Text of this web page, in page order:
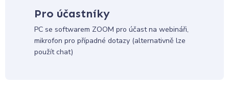
Pro účastníky
PC se softwarem ZOOM pro účast na webináři,
mikrofon pro případné dotazy (alternativně lze
použít chat)